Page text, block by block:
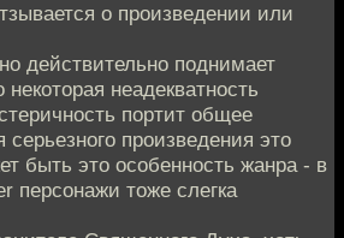
о произведении или
действительно поднимает
неадекватность
портит общее
произведения это
быть это особенность жанра - в
персонажи тоже слегка